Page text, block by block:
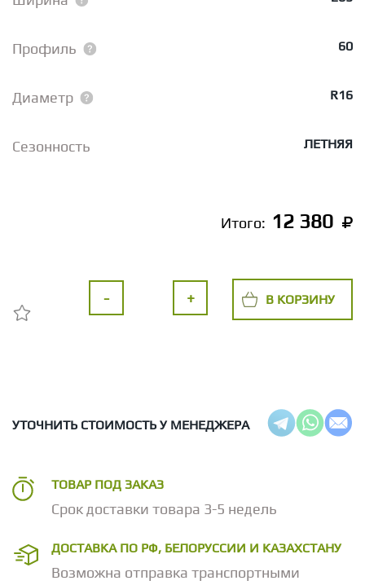
Профиль 60
Диаметр R16
Сезонность ЛЕТНЯЯ
Итого: 12 380
- + В КОРЗИНУ
УТОЧНИТЬ СТОИМОСТЬ У МЕНЕДЖЕРА
ТОВАР ПОД ЗАКАЗ
Срок доставки товара 3-5 недель
ДОСТАВКА ПО РФ, БЕЛОРУССИИ И КАЗАХСТАНУ
Возможна отправка транспортными